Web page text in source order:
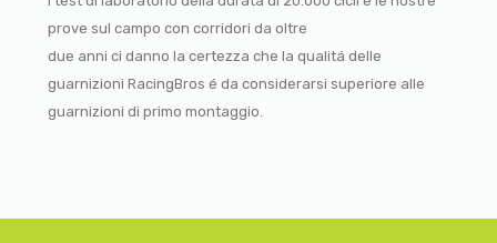
prove sul campo con corridori da oltre
due anni ci danno la certezza che la qualitá delle
guarnizioni RacingBros é da considerarsi superiore alle
guarnizioni di primo montaggio.